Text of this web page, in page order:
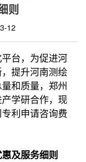
则
12
台，为促进河
提升河南测绘
和质量，郑州
学研合作，现
利申请咨询费
及服务细则